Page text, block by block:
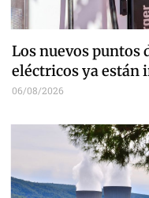
Los nuevos puntos
eléctricos ya están
06/08/2026